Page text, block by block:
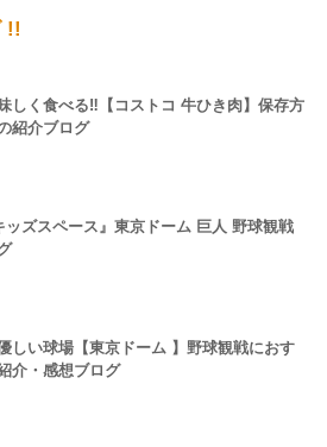
!!
しく食べる‼【コストコ 牛ひき肉】保存方
紹介ブログ
ッズスペース』東京ドーム 巨人 野球観戦
しい球場【東京ドーム 】野球観戦におす
介・感想ブログ